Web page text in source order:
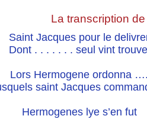
La transcription
Saint Jacques pour le
Dont . . . . . . . seul vint
Lors Hermogene
saint Jacques
Hermogenes lye